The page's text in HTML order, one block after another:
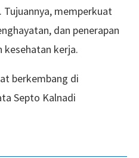
memperkuat
dan penerapan
kesehatan kerja.
berkembang di
Septo Kalnadi